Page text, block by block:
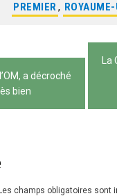
PREMIER,
a décroché
bien
Les champs obligatoires sont